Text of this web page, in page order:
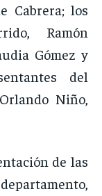
Cabrera; los
Ramón
Gómez y
del
Niño,
de las